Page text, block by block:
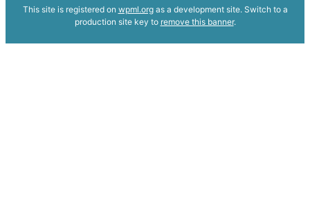
This site is registered on wpml.orgas a development site. Switch to a
production site key to remove this banner.